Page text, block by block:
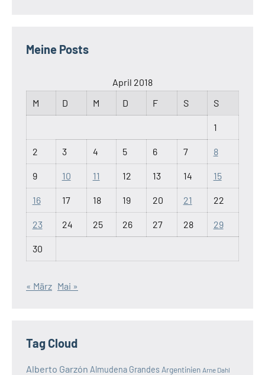
Meine Posts
April 2018
M
D M D F S S
1
2 3 4 5 6 7 8
9 10 11 12 13 14 15
16 17 18 19 20 21 22
23 24 25 26 27 28 29
30
« März Mai »
Tag Cloud
Alberto Garzón Almudena Grandes Argentinien Arne Dahl